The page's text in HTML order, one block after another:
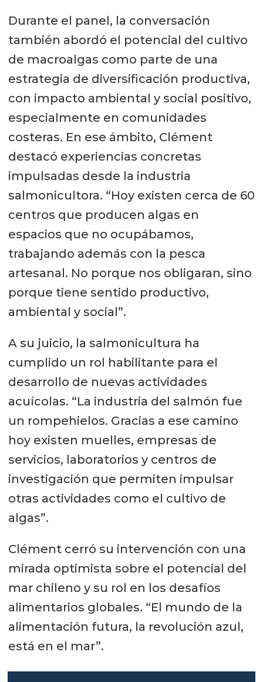
Durante el panel, la conversación
también abordó el potencial del cultivo
de macroalgas como parte de una
estrategia de diversificación productiva,
con impacto ambiental y social positivo,
especialmente en comunidades
costeras. En ese ámbito, Clément
destacó experiencias concretas
impulsadas desde la industria
salmonicultora. “Hoy existen cerca de 60
centros que producen algas en
espacios que no ocupábamos,
trabajando además con la pesca
artesanal. No porque nos obligaran, sino
porque tiene sentido productivo,
ambiental y social”.
A su juicio, la salmonicultura ha
cumplido un rol habilitante para el
desarrollo de nuevas actividades
acuícolas. “La industria del salmón fue
un rompehielos. Gracias a ese camino
hoy existen muelles, empresas de
servicios, laboratorios y centros de
investigación que permiten impulsar
otras actividades como el cultivo de
algas”.
Clément cerró su intervención con una
mirada optimista sobre el potencial del
mar chileno y su rol en los desafíos
alimentarios globales. “El mundo de la
alimentación futura, la revolución azul,
está en el mar”.